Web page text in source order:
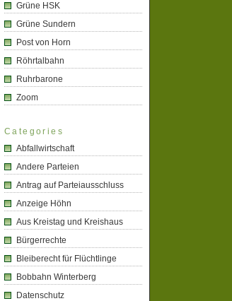
Grüne HSK
Grüne Sundern
Post von Horn
Röhrtalbahn
Ruhrbarone
Zoom
Categories
Abfallwirtschaft
Andere Parteien
Antrag auf Parteiausschluss
Anzeige Höhn
Aus Kreistag und Kreishaus
Bürgerrechte
Bleiberecht für Flüchtlinge
Bobbahn Winterberg
Datenschutz